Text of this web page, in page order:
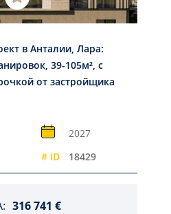
в Анталии, Лара:
39-105м², с
от застройщика
2027
# ID 18429
316 741 €